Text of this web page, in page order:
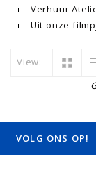
Verhuur
Uit onze
View:
VOLG ONS OP!